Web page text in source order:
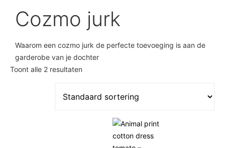
Cozmo jurk
Waarom een cozmo jurk de perfecte toevoeging is aan de
garderobe van je dochter
Toont alle 2 resultaten